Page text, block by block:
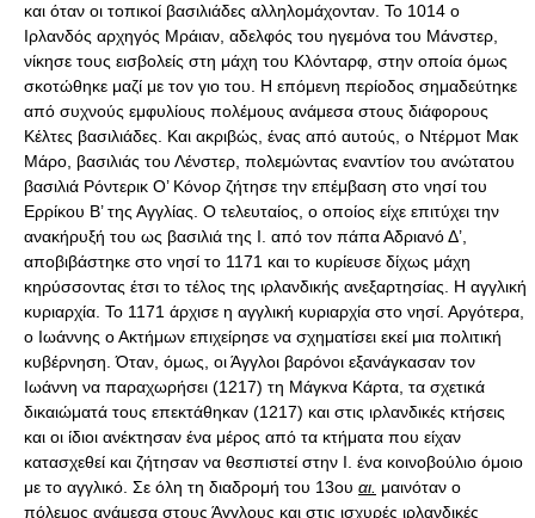
και όταν οι τοπικοί βασιλιάδες αλληλομάχονταν. Το 1014 ο
Ιρλανδός αρχηγός Mράιαν, αδελφός του ηγεμόνα του Mάνστερ,
νίκησε τους εισβολείς στη μάχη του Kλόνταρφ, στην οποία όμως
σκοτώθηκε μαζί με τον γιο του. Η επόμενη περίοδος σημαδεύτηκε
από συχνούς εμφυλίους πολέμους ανάμεσα στους διάφορους
Κέλτες βασιλιάδες. Και ακριβώς, ένας από αυτούς, ο Nτέρμοτ Mακ
Mάρο, βασιλιάς του Λένστερ, πολεμώντας εναντίον του ανώτατου
βασιλιά Ρόντερικ Ο’ Κόνορ ζήτησε την επέμβαση στο νησί του
Ερρίκου Β’ της Αγγλίας. Ο τελευταίος, ο οποίος είχε επιτύχει την
ανακήρυξή του ως βασιλιά της Ι. από τον πάπα Αδριανό Δ’,
αποβιβάστηκε στο νησί το 1171 και το κυρίευσε δίχως μάχη
κηρύσσοντας έτσι το τέλος της ιρλανδικής ανεξαρτησίας. Η αγγλική
κυριαρχία. Το 1171 άρχισε η αγγλική κυριαρχία στο νησί. Αργότερα,
ο Ιωάννης ο Ακτήμων επιχείρησε να σχηματίσει εκεί μια πολιτική
κυβέρνηση. Όταν, όμως, οι Άγγλοι βαρόνοι εξανάγκασαν τον
Ιωάννη να παραχωρήσει (1217) τη Μάγκνα Κάρτα, τα σχετικά
δικαιώματά τους επεκτάθηκαν (1217) και στις ιρλανδικές κτήσεις
και οι ίδιοι ανέκτησαν ένα μέρος από τα κτήματα που είχαν
κατασχεθεί και ζήτησαν να θεσπιστεί στην Ι. ένα κοινοβούλιο όμοιο
με το αγγλικό. Σε όλη τη διαδρομή του 13ου αι. μαινόταν ο
πόλεμος ανάμεσα στους Άγγλους και στις ισχυρές ιρλανδικές